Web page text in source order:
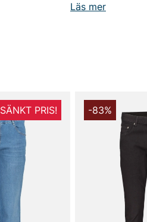
Läs mer
Polyester
SÄNKT PRIS! -83%